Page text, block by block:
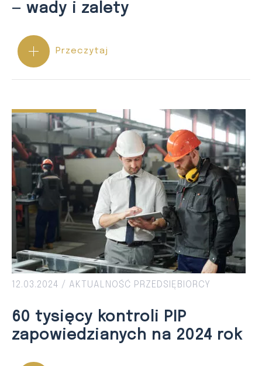
— wady i zalety
Przeczytaj
12.03.2024 / AKTUALNOŚĆ PRZEDSIĘBIORCY
60 tysięcy kontroli PIP
zapowiedzianych na 2024 rok